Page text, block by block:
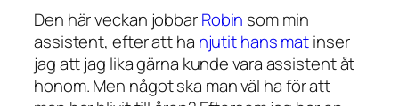
Den här veckan jobbarRobin som min
assistent, efter att ha njutit hans matinser
jag att jag lika gärna kunde vara assistent åt
honom. Men något ska man väl ha för att